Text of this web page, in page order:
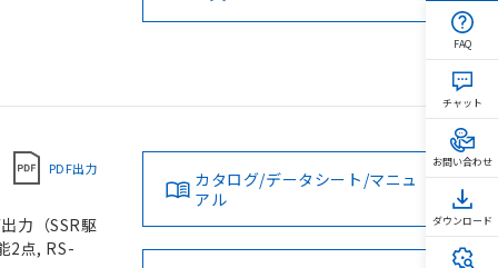
PDF出力
力（SSR駆
2点, RS-
カタログ/データシート/マニュ
アル
FAQ
チャット
お問い合わせ
ダウンロード